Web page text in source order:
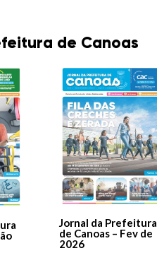
de Canoas
Jornal da Prefeitura
de Canoas – Fev de
2026